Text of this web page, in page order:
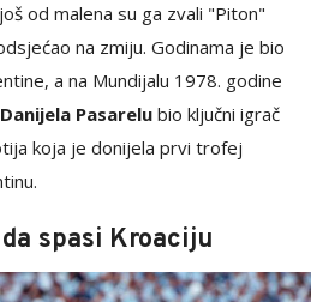
od malena su ga zvali "Piton"
na zmiju. Godinama je bio
a na Mundijalu 1978. godine
Pasarelu bio ključni igrač
koja je donijela prvi trofej
spasi Kroaciju